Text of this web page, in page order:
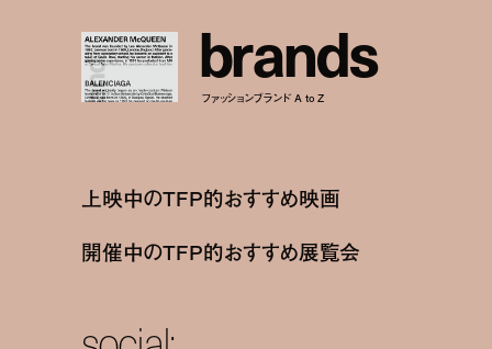
brands
ファッションブランド A to Z
上映中のTFP的おすすめ映画
開催中のTFP的おすすめ展覧会